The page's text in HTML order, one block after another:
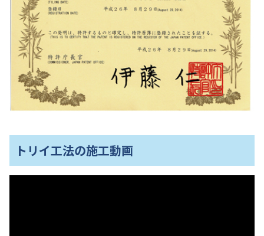
トリイ工法の施工動画